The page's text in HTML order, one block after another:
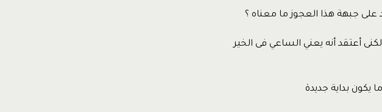
جبهة هذا العجوز ما معناه ؟
أعتقد أنه يعني الساعي فى الخير
ما يكون بداية جديدة